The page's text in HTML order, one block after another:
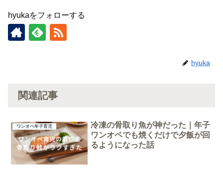
hyukaをフォローする
hyuka
関連記事
ワンオペ年子育児
冷凍の骨取り魚が神だった｜年子
ワンオペでも焼くだけで夕飯が回
るようになった話